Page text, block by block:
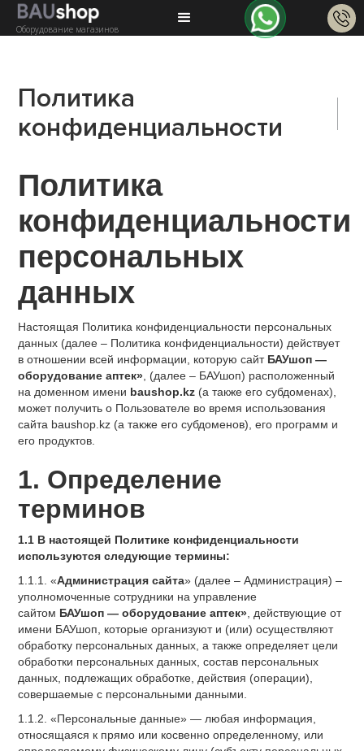
Оборудование магазинов
Политика
конфиденциальности
Политика
конфиденциальности
персональных
данных
Настоящая Политика конфиденциальности персональных
данных (далее – Политика конфиденциальности) действует
в отношении всей информации, которую сайт БАУшоп —
оборудование аптек» , (далее – БАУшоп) расположенный
на доменном имени baushop.kz (а также его субдоменах),
может получить о Пользователе во время использования
сайта baushop.kz (а также его субдоменов), его программ и
его продуктов.
1. Определение
терминов
1.1 В настоящей Политике конфиденциальности
используются следующие термины:
1.1.1. «Администрация сайта» (далее – Администрация) –
уполномоченные сотрудники на управление
сайтом БАУшоп — оборудование аптек» , действующие от
имени БАУшоп, которые организуют и (или) осуществляют
обработку персональных данных, а также определяет цели
обработки персональных данных, состав персональных
данных, подлежащих обработке, действия (операции),
совершаемые с персональными данными.
1.1.2. «Персональные данные» — любая информация,
относящаяся к прямо или косвенно определенному, или